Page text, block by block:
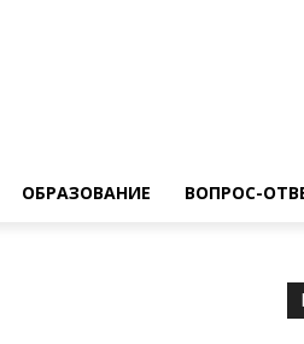
ОБРАЗОВАНИЕ ВОПРОС-